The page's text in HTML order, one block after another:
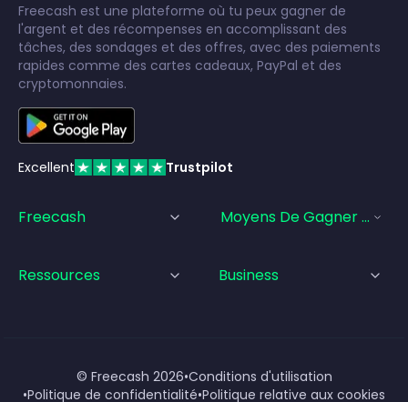
Freecash est une plateforme où tu peux gagner de
l'argent et des récompenses en accomplissant des
tâches, des sondages et des offres, avec des paiements
rapides comme des cartes cadeaux, PayPal et des
cryptomonnaies.
Excellent Trustpilot
Freecash Moyens De Gagner De
Ressources Business
© Freecash 2026•Conditions d'utilisation
•Politique de confidentialité•Politique relative aux cookies